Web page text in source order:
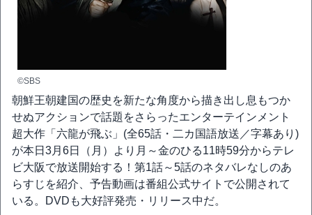
©SBS
朝鮮王朝建国の歴史を新たな角度から描き出し息もつか
せぬアクションで話題をさらったエンターテインメント
超大作「六龍が飛ぶ」(全65話・二カ国語放送／字幕あり)
が本日3月6日（月）より月～金のひる11時59分からテレ
ビ大阪で放送開始する！第1話～5話のネタバレなしのあ
らすじを紹介、予告動画は番組公式サイトで公開されて
いる。DVDも大好評発売・リリース中だ。